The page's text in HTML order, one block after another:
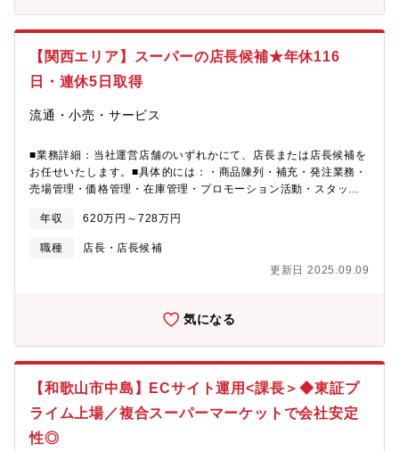
が全て揃うスーパーセンター。こだわりの商品を揃えたメッサ。
驚きの価格を実現したプライスカットなどを運営。＜各手当・制
度補足＞通勤手当：月5万円まで支給されます寮社宅：独身・単身
赴任者寮、社宅等（詳細は福利厚生欄参照）社会保険：社会保険
完備退職金制度：退職金ポイント制：従事した職位に応じて蓄積
研修・新任役職者/経営幹部/中堅幹部育成研修・加藤塾（基本５原
理・食品表示検定勉強会・技術研修 など＜その他補足＞■制服貸
与■社員持ち株会■企業年金基金■従業員買物特典制度あり■オーカ
ードポイント割増発行■寮・社宅制度ー独身寮：自己負担は～29
4,000円 ※年齢不問ー社宅：自己負担は家賃の半額、敷金礼金・
続々出店◎鮮度を最優先、お客様に本物の提供にこだわる企業■店
店。「商業を通じて地域社会に貢献する」を地域密着戦略のもと
事業拡大。関西を中心に東海にも進出し、150店舗以上を展開中。
24時間ほどお客様への早い提供が実現し、抜群の鮮度を提供でき
スペースをガラスで施し、作業の見える化を図ったり陳列にも工
夫をしています。■会社の特徴経営ビジョンは「変わらぬ想いで変
わり続けるスーパーマーケット」。1府6県のドミナント化を推
進。綿密な戦略のもと積極的に出店しています。「近畿」「東
れぞれのエリアに合わせた「食文化」「サービス」「利便性」な
ど、多様化するお客様のニーズにお応えします。■4つの事業形態
るレギュラー。衣食住が全て揃うスーパーセンター。こだわりの
を運営。＜各手当・制度補足＞通勤手当：月5万円まで支給されま
す寮社宅：独身・単身赴任者寮、社宅等（詳細は福利厚生欄参
照）社会保険：社会保険完備退職金制度：退職金ポイント制：従
事した職位に応じて蓄積＜定年＞60歳＜教育制度・資格補助補足
＞・カスタマーサービス研修・新任役職者/経営幹部/中堅幹部育成
研修・加藤塾（基本５原則、インストアＭＤ、ストアコンパリゾ
【関西エリア】スーパーの店長候補★年休116
日・連休5日取得
流通・小売・サービス
■業務詳細：当社運営店舗のいずれかにて、店長または店長候補を
お任せいたします。■具体的には：・商品陳列・補充・発注業務・
売場管理・価格管理・在庫管理・プロモーション活動・スタッフ
名が社員。（店舗規模により異なる）■キャリアパス：年に一度、
自己申告で様々な職種に挑戦できる制度も設けており、店長から
スーパーバイザーやバイヤー、商品企画、管理部などへキャリア
チェンジできます。特にグロサリー部門は組織構成の兼ね合いで
ます◎また入社年次に合わせた、年次研修もあります■評価制度：
ードで評価します。グレードが上がるにつれて、ご自身の評価・
舗運営のための頑張りがしっかりと評価され、更なるステップア
ップにつながる環境です■当社の強み店舗に裁量が与えられてお
や陳列の工夫を行っています。またドミナント戦略に基づき増店
年収 620万円～728万円
職種
店長・店長候補
更新日 2025.09.09
気になる
【和歌山市中島】ECサイト運用<課長＞◆東証プ
ライム上場／複合スーパーマーケットで会社安定
性◎